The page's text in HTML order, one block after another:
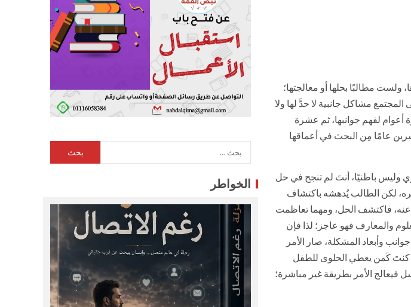
ولست مطالبًا بحلها أو معالجتها؛
مشاكل جانبية لا حدَّ لها ولا
لفهم جوانبها، ثم عشرة
عامًا مِن البحث في أعماقها
وليس باطنيًا، أنتَ لم تنجح في حل
لكن الطالب يُدهشه باكتشاف
عنه، فاكتشف الحل، ومهما تعاظمت
والمعارف فهو عاجز؛ لذا فإن
وأبعاد المشكلة، صار الأمر
كنتَ كَمن يعطي الحلوى للطفل
الأمر بطريقة غير مباشرة؛
الخواطر